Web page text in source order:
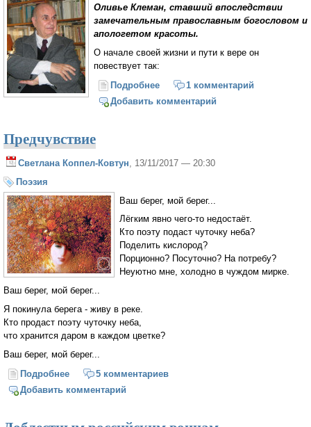
Оливье Клеман, ставший впоследствии
замечательным православным богословом и
апологетом красоты.
О начале своей жизни и пути к вере он
повествует так:
Подробнее о Жизненный путь Оливье
Клемана
1 комментарий
Добавить комментарий
Предчувствие
Светлана Коппел-Ковтун , 13/11/2017 — 20:30
Поэзия
Ваш берег, мой берег...
Лёгким явно чего-то недостаёт.
Кто поэту подаст чуточку неба?
Поделить кислород?
Порционно? Посуточно? На потребу?
Неуютно мне, холодно в чуждом мирке.
Ваш берег, мой берег...
Я покинула берега - живу в реке.
Кто продаст поэту чуточку неба,
что хранится даром в каждом цветке?
Ваш берег, мой берег...
Подробнее о Предчувствие
5 комментариев
Добавить комментарий